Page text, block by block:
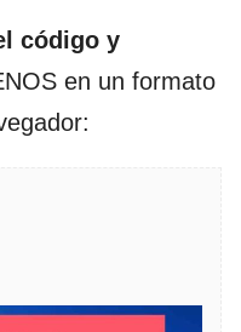
código y
en un formato